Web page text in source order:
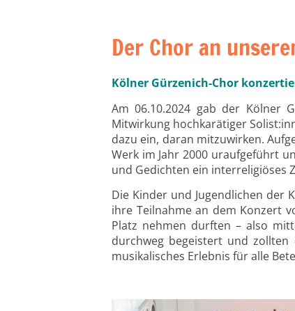
Der Chor an
Kölner Gürzenich-Chor
Am 06.10.2024 gab der Kölner
Mitwirkung hochkarätiger
dazu ein, daran mitzuwirken.
Werk im Jahr 2000 uraufgeführt
und Gedichten ein interreligiöses
Die Kinder und Jugendlichen der
ihre Teilnahme an dem Konzert
Platz nehmen durften – also
durchweg begeistert und zollten
musikalisches Erlebnis für alle